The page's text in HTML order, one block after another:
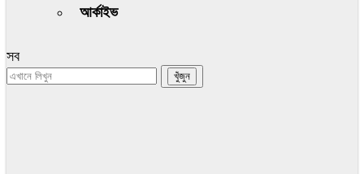
আর্কাইভ
সব